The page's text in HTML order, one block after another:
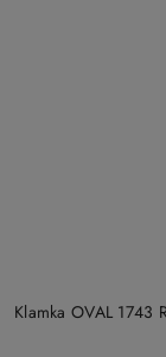
Klamka OVAL 1743